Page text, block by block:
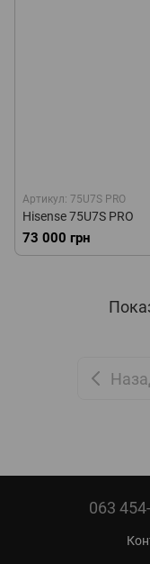
Артикул: 75U7S PRO
Hisense 75U7S PRO
73 000 грн
063